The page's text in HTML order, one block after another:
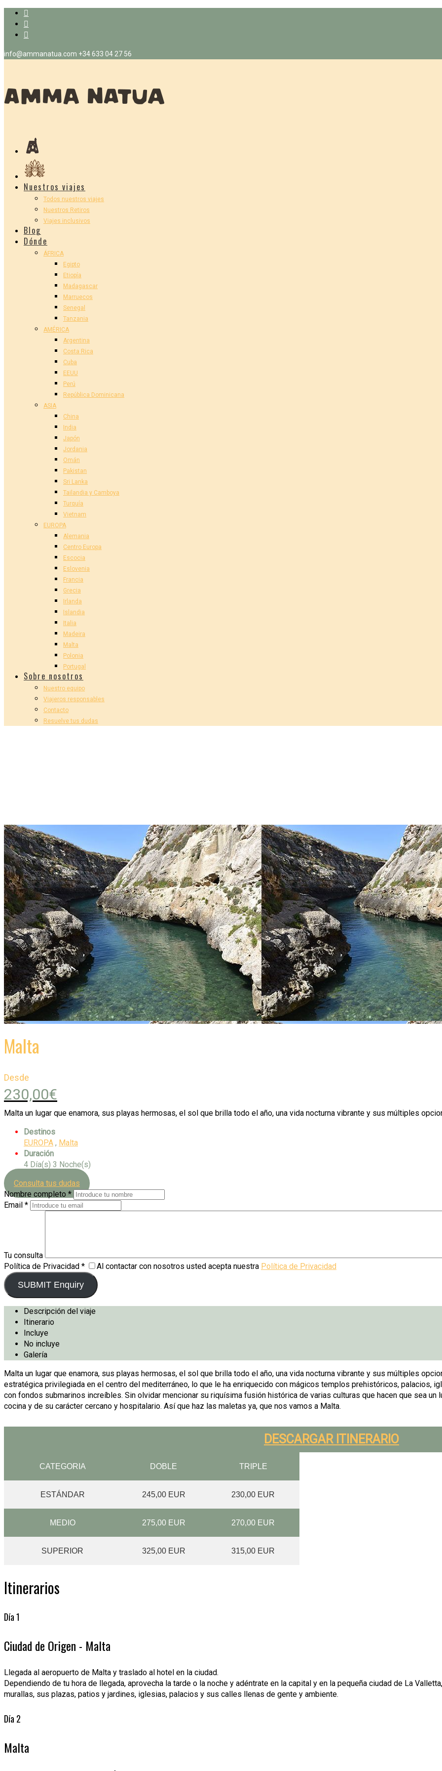
info@ammanatua.com +34 633 04 27 56
Nuestros viajes
Todos nuestros viajes
Nuestros Retiros
Viajes inclusivos
Blog
Dónde
ÁFRICA
Egipto
Etiopía
Madagascar
Marruecos
Senegal
Tanzania
AMÉRICA
Argentina
Costa Rica
Cuba
EEUU
Perú
República Dominicana
ASIA
China
India
Japón
Jordania
Omán
Pakistan
Sri Lanka
Tailandia y Camboya
Turquía
Vietnam
EUROPA
Alemania
Centro Europa
Escocia
Eslovenia
Francia
Grecia
Irlanda
Islandia
Italia
Madeira
Malta
Polonia
Portugal
Sobre nosotros
Nuestro equipo
Viajeros responsables
Contacto
Resuelve tus dudas
Malta
Desde
230,00€
Malta un lugar que enamora, sus playas hermosas, el sol que brilla todo el año, una vida nocturna vibrante y sus múltiples
Destinos
EUROPA , Malta
Duración
4 Día(s) 3 Noche(s)
Consulta tus dudas
Nombre completo *
Email *
Tu consulta
Política de Privacidad * Al contactar con nosotros usted acepta nuestra Política de Privacidad
Descripción del viaje
Itinerario
Incluye
No incluye
Galería
Malta un lugar que enamora, sus playas hermosas, el sol que brilla todo el año, una vida nocturna vibrante y sus múltiples
estratégica privilegiada en el centro del mediterráneo, lo que le ha enriquecido con mágicos templos prehistóricos, palacios,
con fondos submarinos increíbles. Sin olvidar mencionar su riquísima fusión histórica de varias culturas que hacen que sea
cocina y de su carácter cercano y hospitalario. Así que haz las maletas ya, que nos vamos a Malta.
DESCARGAR ITINERARIO
CATEGORIA DOBLE TRIPLE
ESTÁNDAR 245,00 EUR 230,00 EUR
MEDIO 275,00 EUR 270,00 EUR
SUPERIOR 325,00 EUR 315,00 EUR
Itinerarios
Día 1
Ciudad de Origen - Malta
Llegada al aeropuerto de Malta y traslado al hotel en la ciudad.
Dependiendo de tu hora de llegada, aprovecha la tarde o la noche y adéntrate en la capital y en la pequeña ciudad de La
murallas, sus plazas, patios y jardines, iglesias, palacios y sus calles llenas de gente y ambiente.
Día 2
Malta